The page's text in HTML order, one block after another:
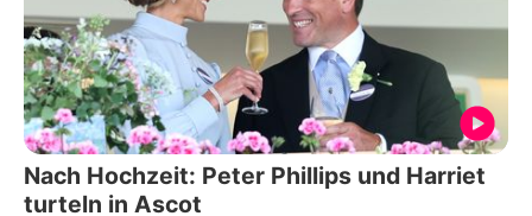
Nach Hochzeit: Peter Phillips und Harriet
turteln in Ascot